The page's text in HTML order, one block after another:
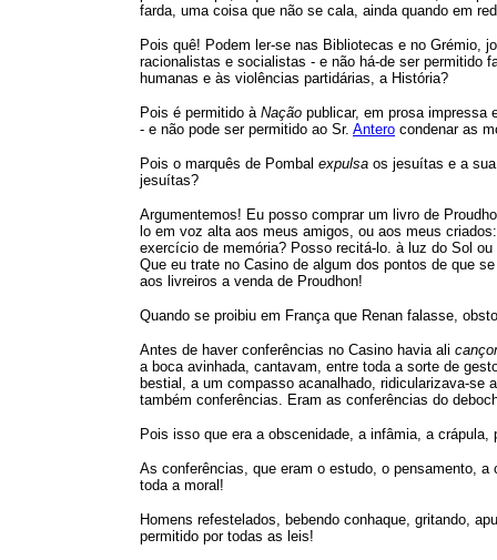
farda, uma coisa que não se cala, ainda quando em
Pois quê! Podem ler-se nas Bibliotecas e no Grémio,
racionalistas e socialistas - e não há-de ser permitido
humanas e às violências partidárias, a História?
Pois é permitido à Nação publicar, em prosa impressa
- e não pode ser permitido ao Sr. Antero condenar as
Pois o marquês de Pombal expulsa os jesuítas e a
jesuítas?
Argumentemos! Eu posso comprar um livro de
lo em voz alta aos meus amigos, ou aos meus
exercício de memória? Posso recitá-lo. à luz do Sol
Que eu trate no Casino de algum dos pontos de que
aos livreiros a venda de Proudhon!
Quando se proibiu em França que Renan falasse,
Antes de haver conferências no Casino havia ali
a boca avinhada, cantavam, entre toda a sorte de
bestial, a um compasso acanalhado, ridicularizava-se
também conferências. Eram as conferências do
Pois isso que era a obscenidade, a infâmia, a
As conferências, que eram o estudo, o pensamento,
toda a moral!
Homens refestelados, bebendo conhaque, gritando,
permitido por todas as leis!